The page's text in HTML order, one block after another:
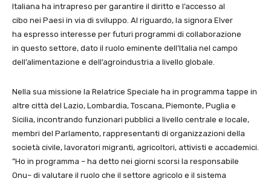
Italiana ha intrapreso per garantire il diritto e l’accesso al
cibo nei Paesi in via di sviluppo. Al riguardo, la signora Elver
ha espresso interesse per futuri programmi di collaborazione
in questo settore, dato il ruolo eminente dell’Italia nel campo
dell’alimentazione e dell’agroindustria a livello globale.
Nella sua missione la Relatrice Speciale ha in programma tappe in
altre città del Lazio, Lombardia, Toscana, Piemonte, Puglia e
Sicilia, incontrando funzionari pubblici a livello centrale e locale,
membri del Parlamento, rappresentanti di organizzazioni della
società civile, lavoratori migranti, agricoltori, attivisti e accademici.
”Ho in programma – ha detto nei giorni scorsi la responsabile
Onu– di valutare il ruolo che il settore agricolo e il sistema